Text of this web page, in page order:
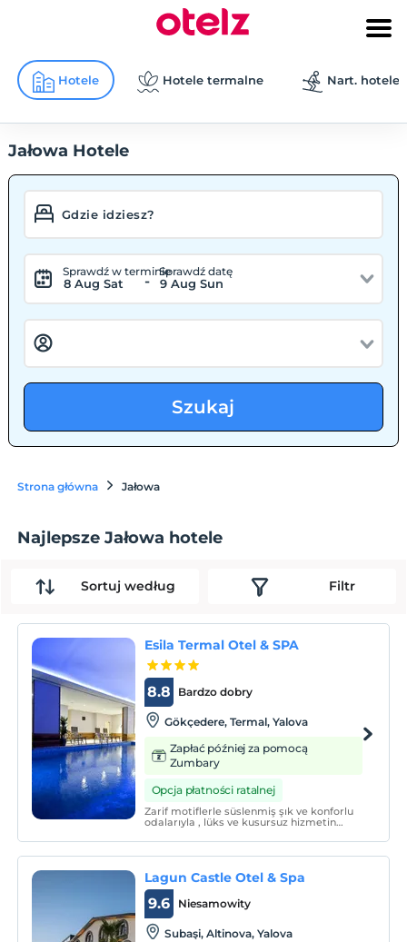
Hotele Hotele termalne Nart. hotele
Jałowa Hotele
Sprawdź w terminie
8 Aug Sat -
Sprawdź datę
9 Aug Sun
Szukaj
Strona główna Jałowa
Najlepsze Jałowa hotele
Sortuj według Filtr
Esila Termal Otel & SPA
Bardzo dobry
8.8
Gökçedere, Termal, Yalova
Zapłać później za pomocą
Zumbary
Opcja płatności ratalnej
Zarif motiflerle süslenmiş şık ve konforlu
odalarıyla , lüks ve kusursuz hizmetin
Lagun Castle Otel & Spa
Niesamowity
9.6
Subaşi, Altinova, Yalova